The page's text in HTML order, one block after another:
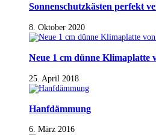
Sonnenschutzkästen perfekt
8. Oktober 2020
Neue 1 cm dünne
25. April 2018
Hanfdämmung
6. März 2016